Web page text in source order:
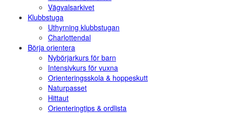
Vägvalsarkivet
Klubbstuga
Uthyrning klubbstugan
Charlottendal
Börja orientera
Nybörjarkurs för barn
Intensivkurs för vuxna
Orienteringsskola & hoppeskutt
Naturpasset
Hittaut
Orienteringtips & ordlista